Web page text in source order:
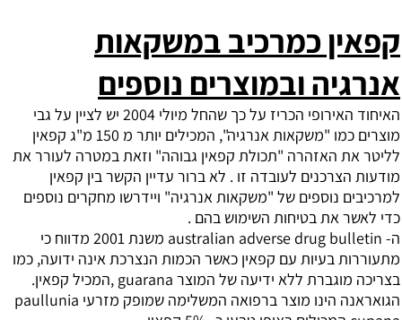
קפאין כמרכיב במשקאות
אנרגיה ובמוצרים נוספים
האיחוד האירופי הכריז על כך שהחל מיולי 2004 יש לציין על גבי
מוצרים כמו "משקאות אנרגיה", המכילים יותר מ 150 מ"ג קפאין
לליטר את האזהרה "תכולת קפאין גבוהה" וזאת במטרה לעורר את
מודעות הצרכנים לעובדה זו . לא ברור עדיין הקשר בין קפאין
למרכיבים נוספים של "משקאות אנרגיה" ויידרשו מחקרים נוספים
כדי לאשר את בטיחות השימוש בהם .
ה- australian adverse drug bulletin משנת 2001 מדווח כי
מתעוררות בעיות עם קפאין כאשר הכמות הנצרכת אינה ידועה, כמו
בצריכה מוגברת ללא ידיעה של המוצר guarana ,המכיל קפאין.
הגואראנה הינו מוצר ברפואה המשלימה שמופק מזרעי paullunia